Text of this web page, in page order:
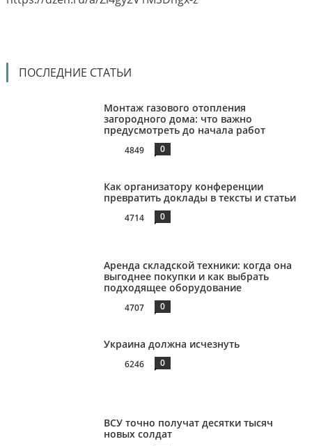
ПОСЛЕДНИЕ СТАТЬИ
Монтаж газового отопления
загородного дома: что важно
предусмотреть до начала работ
4849 0
Как организатору конференции
превратить доклады в тексты и статьи
4714 0
Аренда складской техники: когда она
выгоднее покупки и как выбрать
подходящее оборудование
4707 0
Украина должна исчезнуть
6246 0
ВСУ точно получат десятки тысяч
новых солдат